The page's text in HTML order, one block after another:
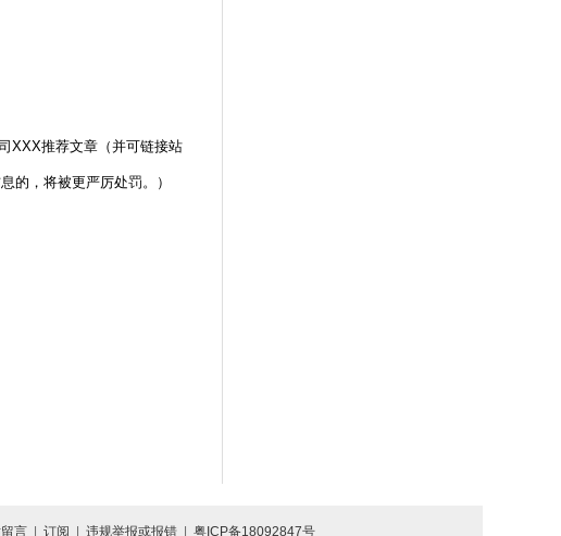
XXX推荐文章（并可链接站
的，将被更严厉处罚。）
言 订阅 违规举报或报错 粤ICP备18092847号